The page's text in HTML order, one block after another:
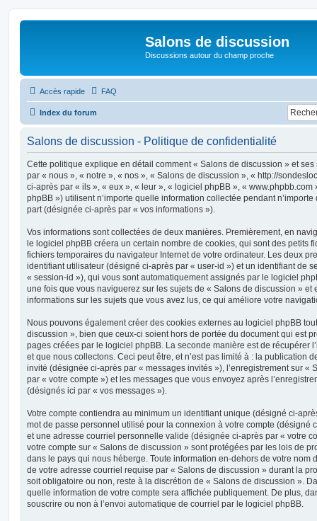
Salons de discussion
Discussions autour du champ proche
Accès rapide FAQ
Index du forum
Salons de discussion - Politique de confidentialité
Cette politique explique en détail comment « Salons de discussion » et
par « nous », « notre », « nos », « Salons de discussion », « http://
ci-après par « ils », « eux », « leur », « logiciel phpBB », «
phpBB ») utilisent n’importe quelle information collectée pendant
part (désignée ci-après par « vos informations »).
Vos informations sont collectées de deux manières. Premièrement, en
le logiciel phpBB créera un certain nombre de cookies, qui sont des petits
fichiers temporaires du navigateur Internet de votre ordinateur. Les deux
identifiant utilisateur (désigné ci-après par « user-id ») et un identifiant de
« session-id »), qui vous sont automatiquement assignés par le logiciel
une fois que vous naviguerez sur les sujets de « Salons de discussion » et
informations sur les sujets que vous avez lus, ce qui améliore votre
Nous pouvons également créer des cookies externes au logiciel phpBB
discussion », bien que ceux-ci soient hors de portée du document qui est
pages créées par le logiciel phpBB. La seconde manière est de récupérer
et que nous collectons. Ceci peut être, et n’est pas limité à : la publication
invité (désignée ci-après par « messages invités »), l’enregistrement sur «
par « votre compte ») et les messages que vous envoyez après
(désignés ici par « vos messages »).
Votre compte contiendra au minimum un identifiant unique (désigné ci-
mot de passe personnel utilisé pour la connexion à votre compte (désigné
et une adresse courriel personnelle valide (désignée ci-après par « votre
votre compte sur « Salons de discussion » sont protégées par les lois de
dans le pays qui nous héberge. Toute information en-dehors de votre nom
de votre adresse courriel requise par « Salons de discussion » durant la
soit obligatoire ou non, reste à la discrétion de « Salons de discussion ».
quelle information de votre compte sera affichée publiquement. De plus,
souscrire ou non à l’envoi automatique de courriel par le logiciel phpBB.